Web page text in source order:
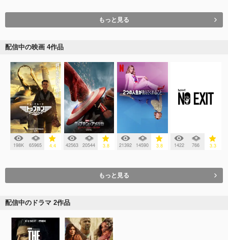
もっと見る
配信中の映画 4作品
198K 65965 4.4 42563 20544 3.8 21392 14590 3.8 1422 766 3.3
もっと見る
配信中のドラマ 2作品